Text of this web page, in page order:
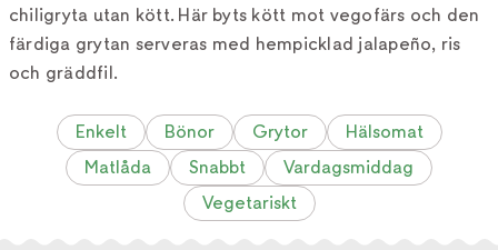
chiligryta utan kött. Här byts kött mot vegofärs och den
färdiga grytan serveras med hempicklad jalapeño, ris
och gräddfil.
Enkelt Bönor Grytor
Hälsomat
Matlåda
Snabbt
Vardagsmiddag
Vegetariskt